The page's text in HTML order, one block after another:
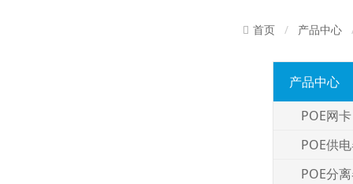
首页 产品中心
产品中心
POE网卡
POE供
POE分